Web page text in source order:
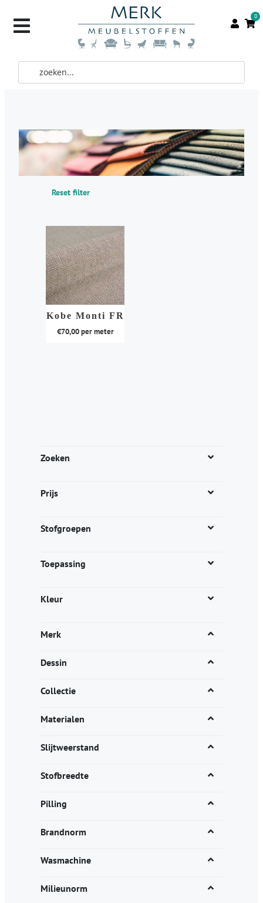
0
Zoeken
Prijs
Stofgroepen
Toepassing
Kleur
Merk
Dessin
Collectie
Materialen
Slijtweerstand
Stofbreedte
Pilling
Brandnorm
Wasmachine
Milieunorm
Reset filter
Kobe Monti FR
€70,00per meter
kan
op
productpagina